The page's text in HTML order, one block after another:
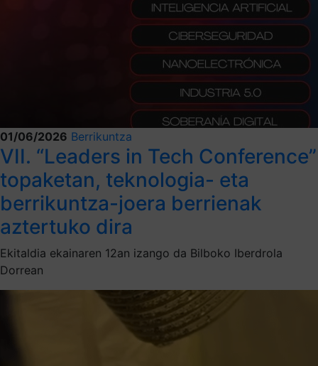
01/06/2026 Berrikuntza
VII. “Leaders in Tech Conference”
topaketan, teknologia- eta
berrikuntza-joera berrienak
aztertuko dira
Ekitaldia ekainaren 12an izango da Bilboko Iberdrola
Dorrean